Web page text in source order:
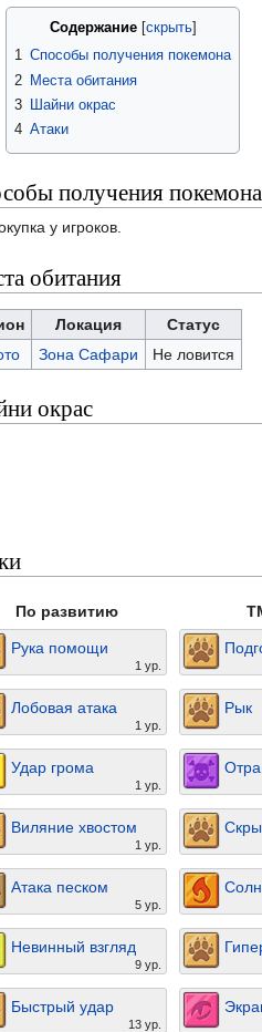
Содержание
1 Способы получения покемона
2 Места обитания
3
Шайни окрас
4 Атаки
получения покемона
у игроков.
обитания
Локация
Статус
Зона Сафари Не ловится
окрас
По развитию
Рука помощи
1 ур.
Лобовая атака
1 ур.
Удар грома
1 ур.
Виляние хвостом
1 ур.
Атака песком
5 ур.
Невинный взгляд
9 ур.
Быстрый удар
13 ур.
Рык